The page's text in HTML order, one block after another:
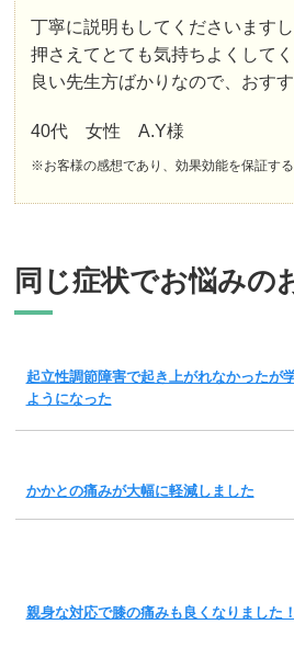
丁寧に説明もしてくださいます
押さえてとても気持ちよくしてく
良い先生方ばかりなので、おすす
40代 女性 A.Y様
※お客様の感想であり、効果効能を保証する
同じ症状でお悩みの
起立性調節障害で起き上がれなかったが
ようになった
かかとの痛みが大幅に軽減しました
親身な対応で膝の痛みも良くなりました！